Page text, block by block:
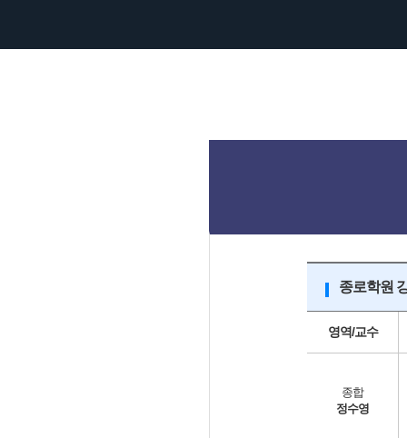
종로학원
영역/교수
종합
정수영